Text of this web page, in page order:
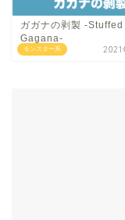
モンスター系
ガガナの剥製 -Stuffed
Gagana-
2021